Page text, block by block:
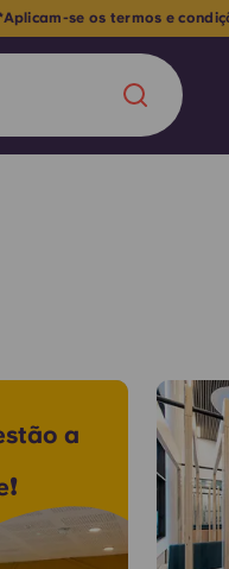
a
se os termos e
a